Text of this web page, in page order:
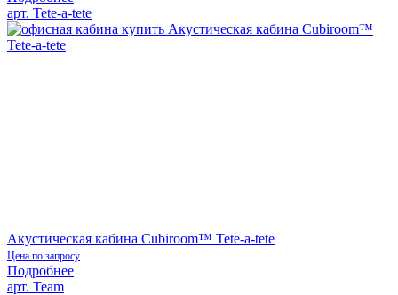
арт. Tete-a-tete
Акустическая кабина Cubiroom™ Tete-a-tete
Цена по запросу
Подробнее
арт. Team